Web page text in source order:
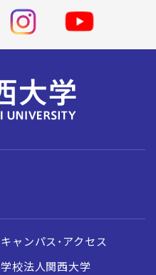
キャンパス・アクセス
学校法人関西大学